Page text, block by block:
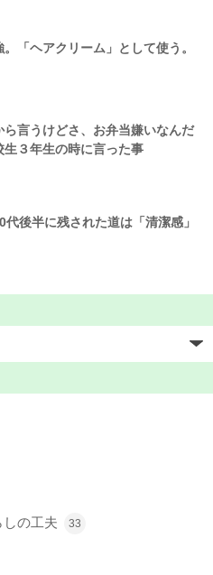
「ヘアクリーム」として使う。
ら言うけどさ、お弁当嫌いなんだ
生３年生の時に言った事
後半に残された道は「清潔感」
の工夫 33